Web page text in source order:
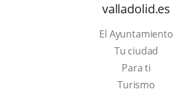
valladolid.es
El Ayuntamiento
Tu ciudad
Para ti
TurismoEste